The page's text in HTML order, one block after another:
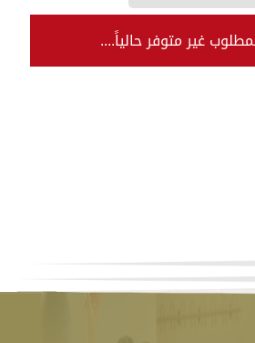
غير متوفر حالياً....